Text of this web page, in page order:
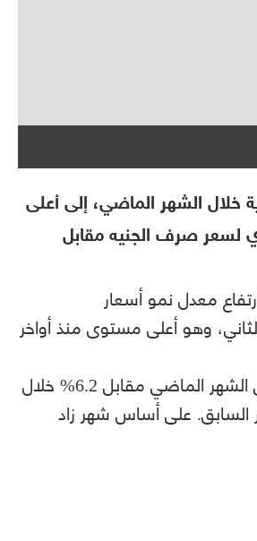
خلال الشهر الماضي، إلى أعلى
قوي لسعر صرف الجنيه مقابل
معدل نمو أسعار
نوفمبر/ تشرين الثاني، وهو أعلى مستوى منذ أواخر
وفي عموم الجمهورية، بلغ معدل التضخم السنوي 19.2% في الشهر الماضي مقابل 6.2% خلال
وارتفاعا من 16.3% في الشهر السابق. على أساس شهر زاد